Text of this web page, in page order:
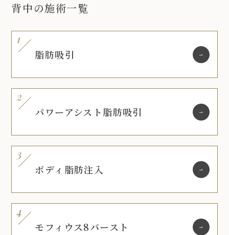
背中の施術一覧
脂肪吸引
パワーアシスト脂肪吸引
ボディ脂肪注入
モフィウス8バースト